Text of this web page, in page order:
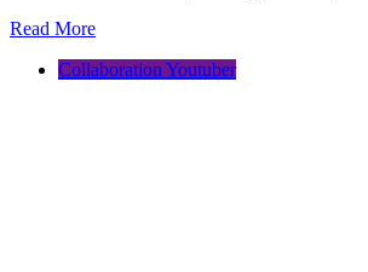
Read More
Collaboration Youtuber